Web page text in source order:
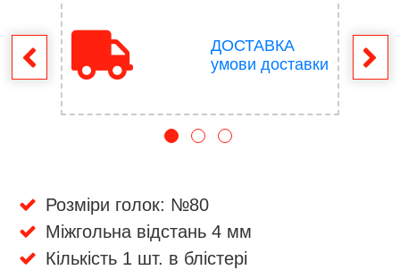
ДОСТАВКА
умови доставки
Розміри голок: №80
Міжгольна відстань 4 мм
Кількість 1 шт. в блістері